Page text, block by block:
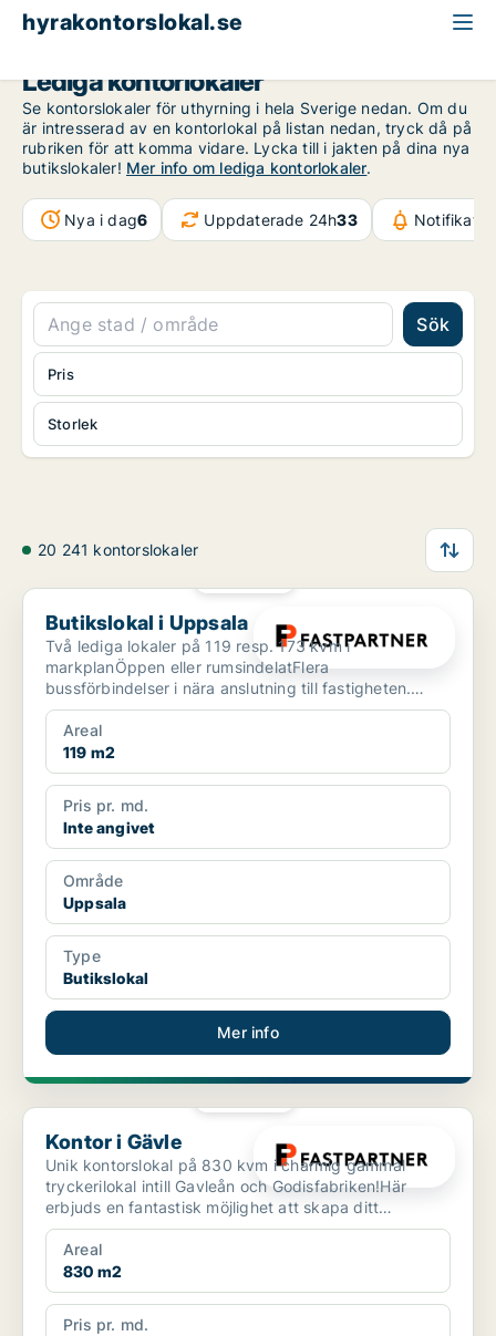
hyrakontorslokal.se
Lediga kontorlokaler
Se kontorslokaler för uthyrning i hela Sverige nedan. Om du
är intresserad av en kontorlokal på listan nedan, tryck då på
rubriken för att komma vidare. Lycka till i jakten på dina nya
butikslokaler! Mer info om lediga kontorlokaler.
Nya i dag6 Uppdaterade 24h33
Sök
Storlek
Pris
20 241 kontorslokaler
Butikslokal i Uppsala
Butikslokal i Uppsala
Två lediga lokaler på 119 resp. 173 kvm i
markplanÖppen eller rumsindelatFlera
bussförbindelser i nära anslutning till fastigheten.
Centralstationen ligger c...
Areal
119 m2
Pris pr. md.
Inte angivet
Område
Uppsala
Type
Butikslokal
Mer info
Kontor i Gävle
Kontor i Gävle
Unik kontorslokal på 830 kvm i charmig gammal
tryckerilokal intill Gavleån och Godisfabriken!Här
erbjuds en fantastisk möjlighet att skapa ditt
drömkontor i ...
Areal
830 m2
Pris pr. md.